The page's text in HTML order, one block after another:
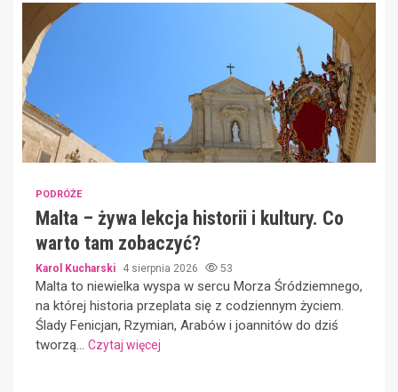
PODRÓŻE
Malta – żywa lekcja historii i kultury. Co
warto tam zobaczyć?
Karol Kucharski 4 sierpnia 2026 53
Malta to niewielka wyspa w sercu Morza Śródziemnego,
na której historia przeplata się z codziennym życiem.
Ślady Fenicjan, Rzymian, Arabów i joannitów do dziś
tworzą... Czytaj więcej